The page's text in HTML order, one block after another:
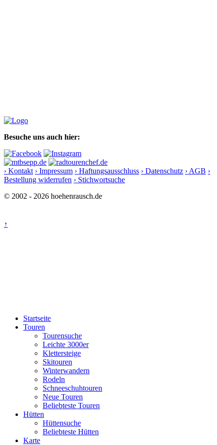
Besuche uns auch hier:
› Kontakt › Impressum › Haftungsausschluss › Datenschutz › AGB ›
Bestellung widerrufen › Stichwortsuche
© 2002 - 2026 hoehenrausch.de
↑
Startseite
Touren
Tourensuche
Leichte 3000er
Klettersteige
Skitouren
Winterwandern
Rodeln
Schneeschuhtouren
Neue Touren
Beliebteste Touren
Hütten
Hüttensuche
Beliebteste Hütten
Karte